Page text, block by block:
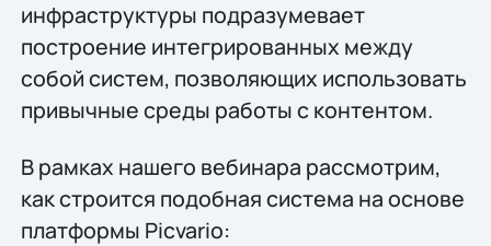
инфраструктуры подразумевает
построение интегрированных между
собой систем, позволяющих использовать
привычные среды работы с контентом.
В рамках нашего вебинара рассмотрим,
как строится подобная система на основе
платформы Picvario: